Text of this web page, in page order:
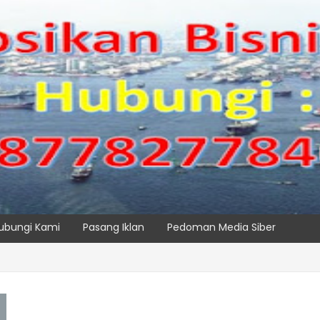
Kami Pasang Iklan Pedoman Media Siber